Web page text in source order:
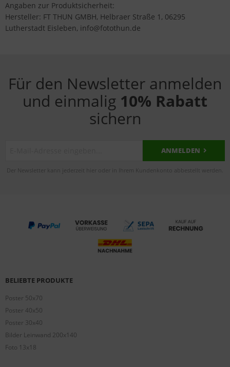
Angaben zur Produktsicherheit:
Hersteller: FT THUN GMBH, Helbraer Straße 1, 06295
Lutherstadt Eisleben, info@fotothun.de
Für den Newsletter anmelden
und einmalig 10% Rabatt
sichern
ANMELDEN
Der Newsletter kann jederzeit hier oder in Ihrem Kundenkonto abbestellt werden.
BELIEBTE PRODUKTE
Poster 50x70
Poster 40x50
Poster 30x40
Bilder Leinwand 200x140
Foto 13x18